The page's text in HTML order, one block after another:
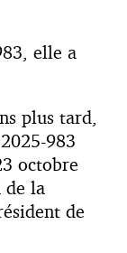
elle a
plus tard,
983
octobre
de la
de